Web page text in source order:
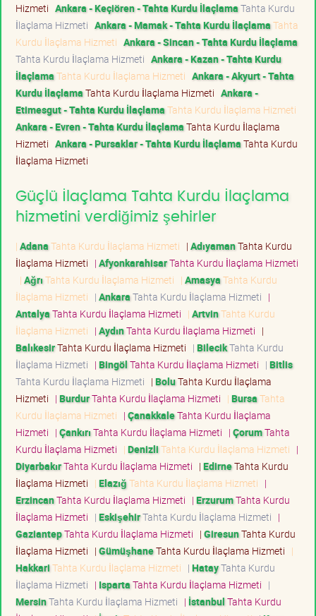
Hizmeti Ankara - Keçiören - Tahta Kurdu İlaçlamaTahta Kurdu
İlaçlama Hizmeti Ankara - Mamak - Tahta Kurdu İlaçlamaTahta
Kurdu İlaçlama Hizmeti Ankara - Sincan - Tahta Kurdu İlaçlama
Tahta Kurdu İlaçlama Hizmeti Ankara - Kazan - Tahta Kurdu
İlaçlamaTahta Kurdu İlaçlama Hizmeti Ankara - Akyurt - Tahta
Kurdu İlaçlamaTahta Kurdu İlaçlama Hizmeti Ankara -
Etimesgut - Tahta Kurdu İlaçlamaTahta Kurdu İlaçlama Hizmeti
Ankara - Evren - Tahta Kurdu İlaçlamaTahta Kurdu İlaçlama
Hizmeti Ankara - Pursaklar - Tahta Kurdu İlaçlamaTahta Kurdu
İlaçlama Hizmeti
Güçlü İlaçlama Tahta Kurdu İlaçlama
hizmetini verdiğimiz şehirler
| AdanaTahta Kurdu İlaçlama Hizmeti | AdıyamanTahta Kurdu
İlaçlama Hizmeti | AfyonkarahisarTahta Kurdu İlaçlama Hizmeti
| AğrıTahta Kurdu İlaçlama Hizmeti | AmasyaTahta Kurdu
İlaçlama Hizmeti | AnkaraTahta Kurdu İlaçlama Hizmeti |
AntalyaTahta Kurdu İlaçlama Hizmeti | ArtvinTahta Kurdu
İlaçlama Hizmeti | AydınTahta Kurdu İlaçlama Hizmeti |
BalıkesirTahta Kurdu İlaçlama Hizmeti | BilecikTahta Kurdu
İlaçlama Hizmeti | BingölTahta Kurdu İlaçlama Hizmeti | Bitlis
Tahta Kurdu İlaçlama Hizmeti | BoluTahta Kurdu İlaçlama
Hizmeti | BurdurTahta Kurdu İlaçlama Hizmeti | BursaTahta
Kurdu İlaçlama Hizmeti | ÇanakkaleTahta Kurdu İlaçlama
Hizmeti | ÇankırıTahta Kurdu İlaçlama Hizmeti | ÇorumTahta
Kurdu İlaçlama Hizmeti | DenizliTahta Kurdu İlaçlama Hizmeti |
DiyarbakırTahta Kurdu İlaçlama Hizmeti | EdirneTahta Kurdu
İlaçlama Hizmeti | ElazığTahta Kurdu İlaçlama Hizmeti |
ErzincanTahta Kurdu İlaçlama Hizmeti | ErzurumTahta Kurdu
İlaçlama Hizmeti | EskişehirTahta Kurdu İlaçlama Hizmeti |
GaziantepTahta Kurdu İlaçlama Hizmeti | GiresunTahta Kurdu
İlaçlama Hizmeti | GümüşhaneTahta Kurdu İlaçlama Hizmeti |
HakkariTahta Kurdu İlaçlama Hizmeti | HatayTahta Kurdu
İlaçlama Hizmeti | IspartaTahta Kurdu İlaçlama Hizmeti |
MersinTahta Kurdu İlaçlama Hizmeti | İstanbulTahta Kurdu